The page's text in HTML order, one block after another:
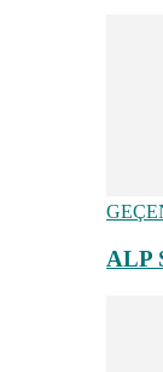
ALP